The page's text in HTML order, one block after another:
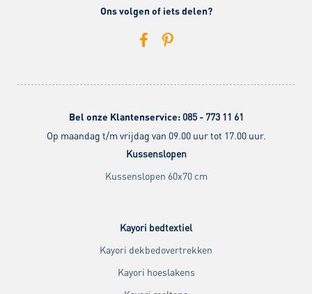
Ons volgen of iets delen?
Bel onze Klantenservice: 085 - 773 11 61
Op maandag t/m vrijdag van 09.00 uur tot 17.00 uur.
Kussenslopen
Kussenslopen 60x70 cm
Kayori bedtextiel
Kayori dekbedovertrekken
Kayori hoeslakens